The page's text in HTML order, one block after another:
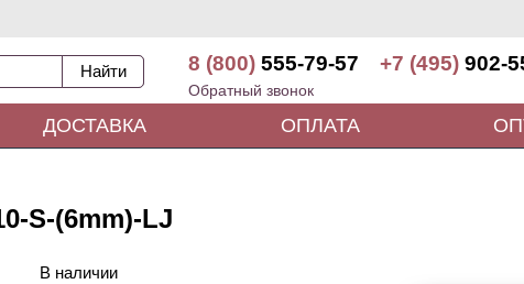
8 (800) 555-79-57 +7 (495) 902-
Обратный звонок
ДОСТАВКА ОПЛАТА
S-(6mm)-LJ
В наличии